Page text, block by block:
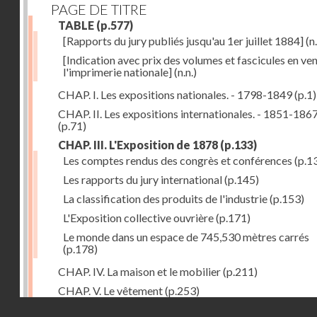
PAGE DE TITRE
TABLE (p.577)
[Rapports du jury publiés jusqu'au 1er juillet 1884]
[Indication avec prix des volumes et fascicules en
l'imprimerie nationale](n.n.)
CHAP. I. Les expositions nationales. - 1798-1849(p.1)
CHAP. II. Les expositions internationales. - 1851-
(p.71)
CHAP. III. L'Exposition de 1878 (p.133)
Les comptes rendus des congrès et conférences
Les rapports du jury international(p.145)
La classification des produits de l'industrie(p.153)
L'Exposition collective ouvrière(p.171)
Le monde dans un espace de 745,530 mètres carrés
(p.178)
CHAP. IV. La maison et le mobilier(p.211)
CHAP. V. Le vêtement(p.253)